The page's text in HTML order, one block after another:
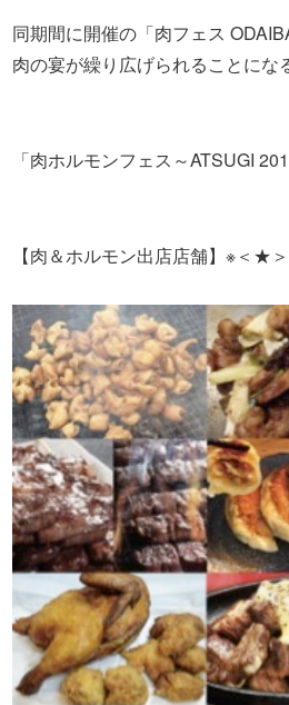
同期間に開催の「肉フェス
肉の宴が繰り広げられることにな
「肉ホルモンフェス～ATSUGI
【肉＆ホルモン出店店舗】※＜★